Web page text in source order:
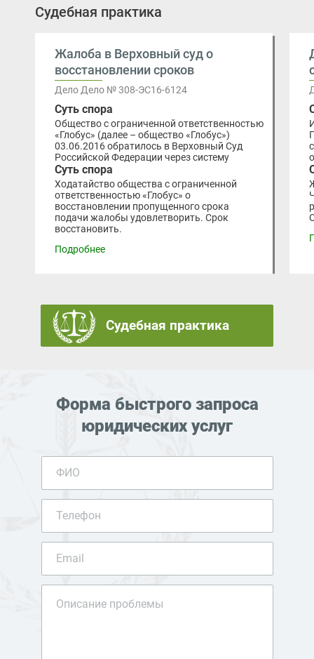
Судебная практика
Жалоба в Верховный суд о
восстановлении сроков
Дело Дело № 308-ЭС16-6124
Суть спора
Общество с ограниченной ответственностью
«Глобус» (далее – общество «Глобус»)
03.06.2016 обратилось в Верховный Суд
Российской Федерации через систему
Суть спора
Ходатайство общества с ограниченной
ответственностью «Глобус» о
восстановлении пропущенного срока
подачи жалобы удовлетворить. Срок
восстановить.
Подробнее
Судебная практика
Форма быстрого запроса
юридических услуг